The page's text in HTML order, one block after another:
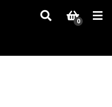
dílů, které nejsou skladem,
za pochopení.
0